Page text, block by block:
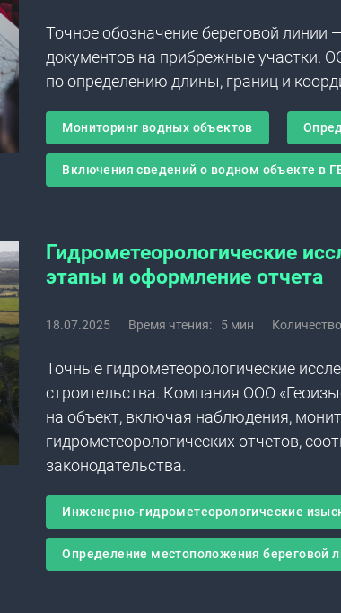
Точное обозначение береговой
документов на прибрежные участки.
по определению длины, границ и
Мониторинг водных объектов
Включения сведений о водном объекте в
Гидрометеорологические
этапы и оформление отчета
18.07.2025 Время чтения: 5 мин
Точные гидрометеорологические
строительства. Компания ООО
на объект, включая наблюдения,
гидрометеорологических отчетов,
законодательства.
Инженерно-гидрометеорологические
Определение местоположения береговой